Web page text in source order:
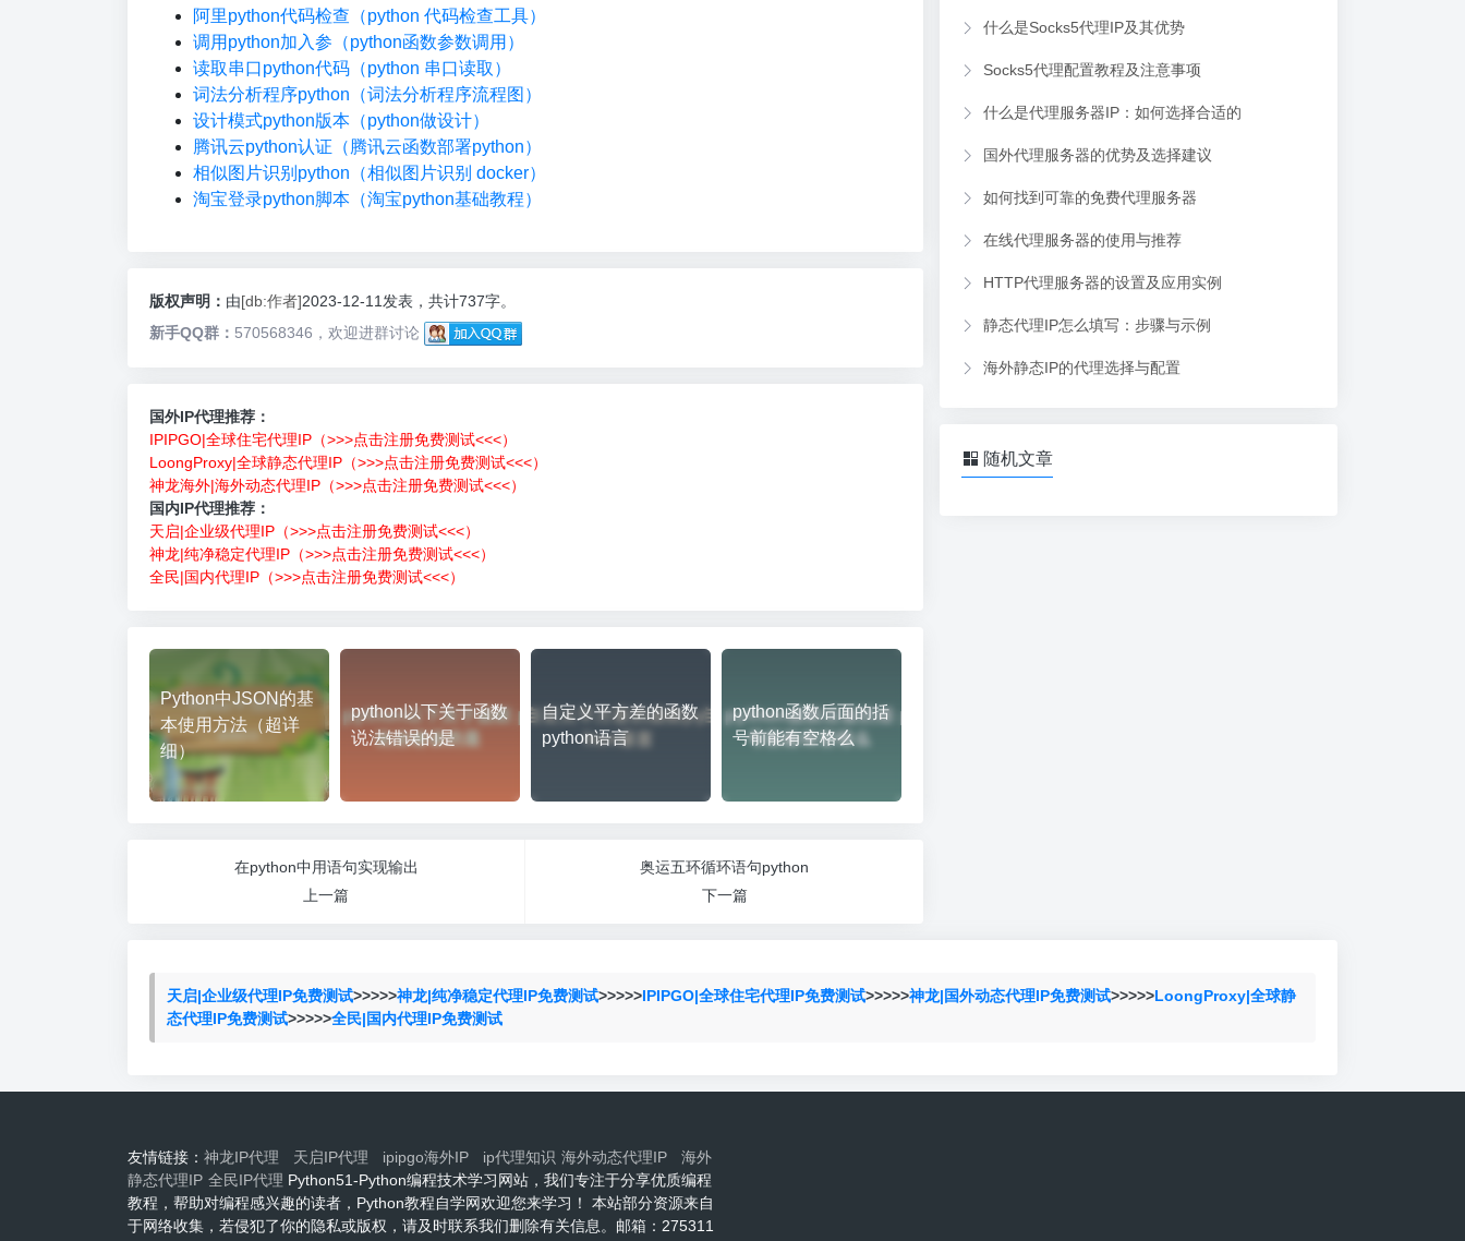
阿里python代码检查（python 代码检查工具）
调用python加入参（python函数参数调用）
读取串口python代码（python 串口读取）
词法分析程序python（词法分析程序流程图）
设计模式python版本（python做设计）
腾讯云python认证（腾讯云函数部署python）
相似图片识别python（相似图片识别 docker）
淘宝登录python脚本（淘宝python基础教程）
版权声明： 由[db:作者]2023-12-11发表，共计737字。
新手QQ群： 570568346，欢迎进群讨论
国外IP代理推荐：
IPIPGO|全球住宅代理IP（>>>点击注册免费测试<<<）
LoongProxy|全球静态代理IP（>>>点击注册免费测试<<<）
神龙海外|海外动态代理IP（>>>点击注册免费测试<<<）
国内IP代理推荐：
天启|企业级代理IP（>>>点击注册免费测试<<<）
神龙|纯净稳定代理IP（>>>点击注册免费测试<<<）
全民|国内代理IP（>>>点击注册免费测试<<<）
Python中JSON的基
本使用方法（超详
细）
python以下关于函数
说法错误的是
自定义平方差的函数
python语言
python函数后面的括
号前能有空格么
在python中用语句实现输出
上一篇
奥运五环循环语句python
下一篇
什么是Socks5代理IP及其优势
Socks5代理配置教程及注意事项
什么是代理服务器IP：如何选择合适的
国外代理服务器的优势及选择建议
如何找到可靠的免费代理服务器
在线代理服务器的使用与推荐
HTTP代理服务器的设置及应用实例
静态代理IP怎么填写：步骤与示例
海外静态IP的代理选择与配置
随机文章
天启|企业级代理IP免费测试>>>>>神龙|纯净稳定代理IP免费测试>>>>>IPIPGO|全球住宅代理IP免费测试>>>>>神龙|国外动态代理IP免费测试>>>>>LoongProxy|全球静
态代理IP免费测试>>>>>全民|国内代理IP免费测试
友情链接： 神龙IP代理 天启IP代理 ipipgo海外IP ip代理知识 海外动态代理IP
海外
静态代理IP 全民IP代理 Python51-Python编程技术学习网站，我们专注于分享优质编程
教程，帮助对编程感兴趣的读者，Python教程自学网欢迎您来学习！ 本站部分资源来自
于网络收集，若侵犯了你的隐私或版权，请及时联系我们删除有关信息。邮箱：275311